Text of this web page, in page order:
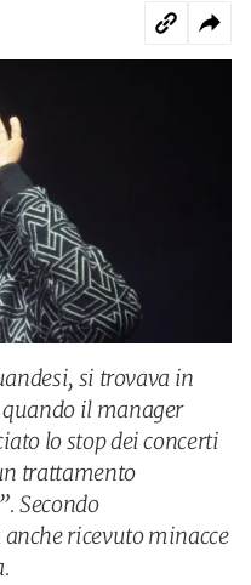
si trovava in
il manager
lo stop dei concerti
trattamento
Secondo
ricevuto minacce